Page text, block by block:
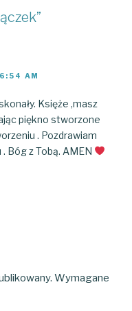
AM
Księże ,masz
piękno stworzone
. Pozdrawiam
Bóg z Tobą. AMEN
Wymagane